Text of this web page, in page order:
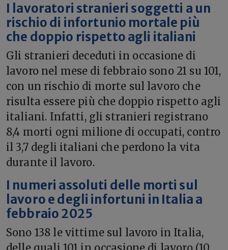
I lavoratori stranieri soggetti a un
rischio di infortunio mortale più
che doppio rispetto agli italiani
Gli stranieri deceduti in occasione di
lavoro nel mese di febbraio sono 21 su 101,
con un rischio di morte sul lavoro che
risulta essere più che doppio rispetto agli
italiani. Infatti, gli stranieri registrano
8,4 morti ogni milione di occupati, contro
il 3,7 degli italiani che perdono la vita
durante il lavoro.
I numeri assoluti delle morti sul
lavoro e degli infortuni in Italia a
febbraio 2025
Sono 138 le vittime sul lavoro in Italia,